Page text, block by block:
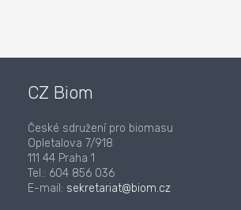
CZ Biom
České sdružení pro biomasu
Opletalova 7/918
111 44 Praha 1
Tel.: 604 856 036
E-mail: sekretariat@biom.cz